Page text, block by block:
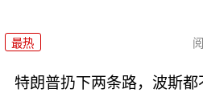
最热
特朗普扔下两条路，波斯